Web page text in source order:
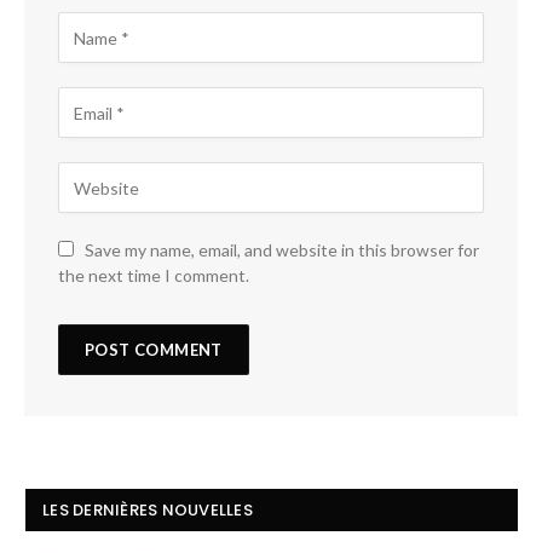
Save my name, email, and website in this browser for
the next time I comment.
LES DERNIÈRES NOUVELLES